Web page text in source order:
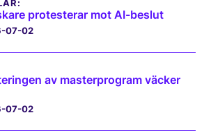
protesterar mot AI-beslut
07-02
av masterprogram väcker
07-02